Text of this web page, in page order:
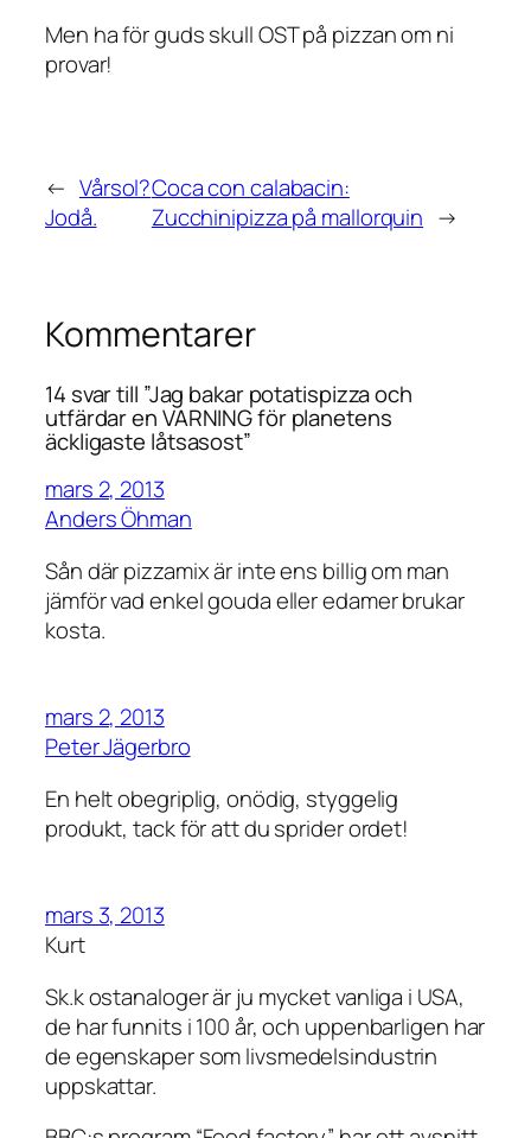
Men ha för guds skull OST på pizzan om ni
provar!
← Vårsol?
Jodå.
Coca con calabacin:
Zucchinipizza på mallorquin →
Kommentarer
14 svar till ”Jag bakar potatispizza och
utfärdar en VARNING för planetens
äckligaste låtsasost”
mars 2, 2013
Anders Öhman
Sån där pizzamix är inte ens billig om man
jämför vad enkel gouda eller edamer brukar
kosta.
mars 2, 2013
Peter Jägerbro
En helt obegriplig, onödig, styggelig
produkt, tack för att du sprider ordet!
mars 3, 2013
Kurt
Sk.k ostanaloger är ju mycket vanliga i USA,
de har funnits i 100 år, och uppenbarligen har
de egenskaper som livsmedelsindustrin
uppskattar.